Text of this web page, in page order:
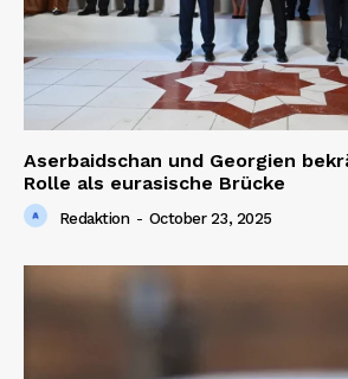
Aserbaidschan und Georgien
Rolle als eurasische Brücke
Redaktion - October 23, 2025